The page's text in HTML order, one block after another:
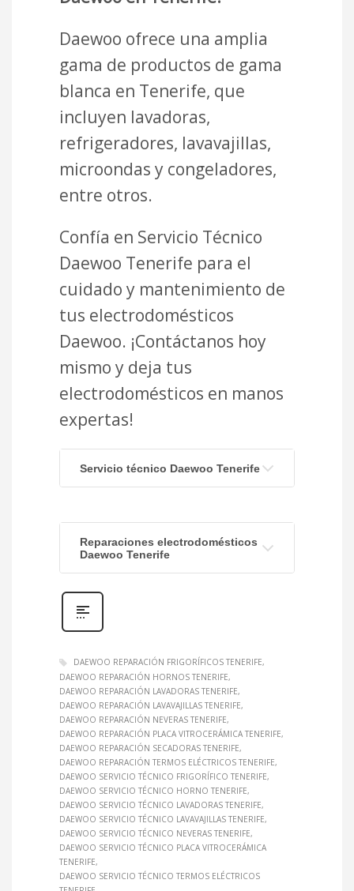
Daewoo ofrece una amplia
gama de productos de gama
blanca en Tenerife, que
incluyen lavadoras,
refrigeradores, lavavajillas,
microondas y congeladores,
entre otros.
Confía en Servicio Técnico
Daewoo Tenerife para el
cuidado y mantenimiento de
tus electrodomésticos
Daewoo. ¡Contáctanos hoy
mismo y deja tus
electrodomésticos en manos
expertas!
Servicio técnico Daewoo Tenerife
Reparaciones electrodomésticos
Daewoo Tenerife
DAEWOO REPARACIÓN FRIGORÍFICOS TENERIFE
DAEWOO REPARACIÓN HORNOS TENERIFE
DAEWOO REPARACIÓN LAVADORAS TENERIFE
DAEWOO REPARACIÓN LAVAVAJILLAS TENERIFE
DAEWOO REPARACIÓN NEVERAS TENERIFE
DAEWOO REPARACIÓN PLACA VITROCERÁMICA TENERIFE
DAEWOO REPARACIÓN SECADORAS TENERIFE
DAEWOO REPARACIÓN TERMOS ELÉCTRICOS TENERIFE
DAEWOO SERVICIO TÉCNICO FRIGORÍFICO TENERIFE
DAEWOO SERVICIO TÉCNICO HORNO TENERIFE
DAEWOO SERVICIO TÉCNICO LAVADORAS TENERIFE
DAEWOO SERVICIO TÉCNICO LAVAVAJILLAS TENERIFE
DAEWOO SERVICIO TÉCNICO NEVERAS TENERIFE
DAEWOO SERVICIO TÉCNICO PLACA VITROCERÁMICA
TENERIFE
DAEWOO SERVICIO TÉCNICO TERMOS ELÉCTRICOS